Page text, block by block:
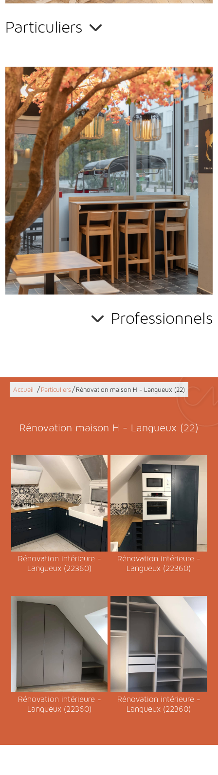
Particuliers
Professionnels
Restaurants, hôtels,magasins…les professionnels ont, eux
aussi, besoin de conseils pouroptimiser leurs espacesetcréer
un univers esthétique, fonctionnel et agréable, pour leurs
clients comme pour leurs salariés. Petite ou grande structure,
votrearchitecte d'intérieur, Claire-Marie Cousinard, vous fait
bénéficier de toute son expérience enaménagement
professionnel.
EN SAVOIR PLUS
Accueil / Particuliers / Rénovation maison H - Langueux (22)
Rénovation maison H - Langueux (22)
Rénovation intérieure -
Langueux (22360)
Rénovation intérieure -
Langueux (22360)
Rénovation intérieure -
Langueux (22360)
Rénovation intérieure -
Langueux (22360)